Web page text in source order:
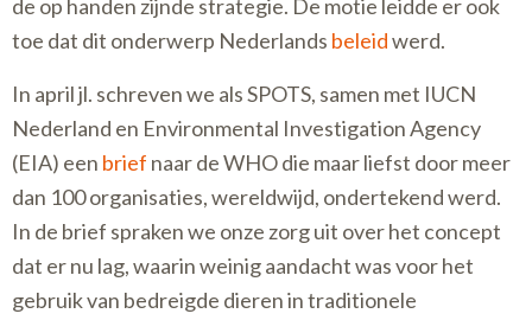
de op handen zijnde strategie. De motie leidde er ook
toe dat dit onderwerp Nederlands beleidwerd.
In april jl. schreven we als SPOTS, samen met IUCN
Nederland en Environmental Investigation Agency
(EIA) een brief naar de WHO die maar liefst door meer
dan 100 organisaties, wereldwijd, ondertekend werd.
In de brief spraken we onze zorg uit over het concept
dat er nu lag, waarin weinig aandacht was voor het
gebruik van bedreigde dieren in traditionele